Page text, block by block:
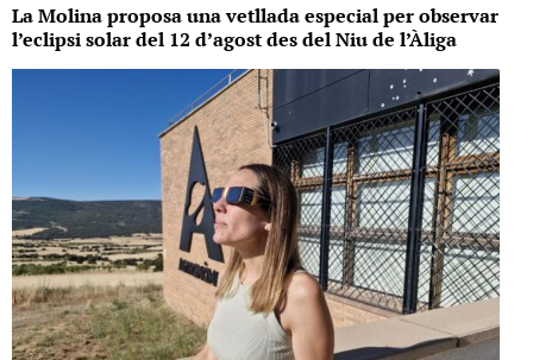
La Molina proposa una vetllada especial per observar
l’eclipsi solar del 12 d’agost des del Niu de l’Àliga